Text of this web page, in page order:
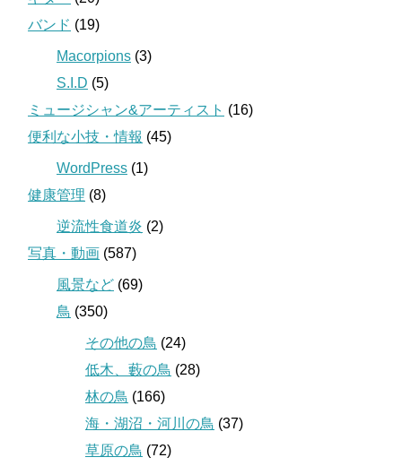
バンド (19)
Macorpions (3)
S.I.D (5)
ミュージシャン&アーティスト (16)
便利な小技・情報 (45)
WordPress (1)
健康管理 (8)
逆流性食道炎 (2)
写真・動画 (587)
風景など (69)
鳥 (350)
その他の鳥 (24)
低木、藪の鳥 (28)
林の鳥 (166)
海・湖沼・河川の鳥 (37)
草原の鳥 (72)